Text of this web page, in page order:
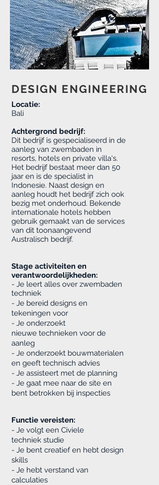
DESIGN ENGINEERING
Locatie:
Bali
Achtergrond bedrijf:
Dit bedrijf is gespecialiseerd in de
aanleg van zwembaden in
resorts, hotels en private villa's.
Het bedrijf bestaat meer dan 50
jaar en is de specialist in
Indonesie. Naast design en
aanleg houdt het bedrijf zich ook
bezig met onderhoud. Bekende
internationale hotels hebben
gebruik gemaakt van de services
van dit toonaangevend
Australisch bedrijf.
Stage activiteiten en
verantwoordelijkheden:
- Je leert alles over zwembaden
techniek
- Je bereid designs en
tekeningen voor
- Je onderzoekt
nieuwe technieken voor de
aanleg
- Je onderzoekt bouwmaterialen
en geeft technisch advies
- Je assisteert met de planning
- Je gaat mee naar de site en
bent betrokken bij inspecties
Functie vereisten:
- Je volgt een Civiele
techniek studie
- Je bent creatief en hebt design
skills
- Je hebt verstand van
calculaties